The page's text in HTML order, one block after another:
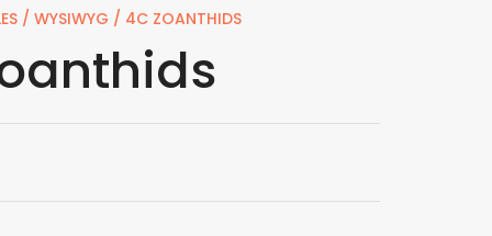
/ WYSIWYG / 4C ZOANTHIDS